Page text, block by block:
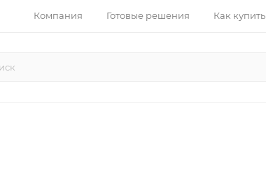
Компания Готовые решения Как купить